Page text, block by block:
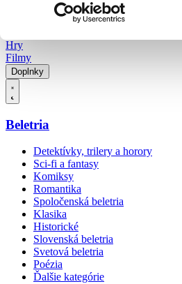
Hry
Filmy
Doplnky
Beletria
Detektívky, trilery a horory
Sci-fi a fantasy
Komiksy
Romantika
Spoločenská beletria
Klasika
Historické
Slovenská beletria
Svetová beletria
Poézia
Ďalšie kategórie